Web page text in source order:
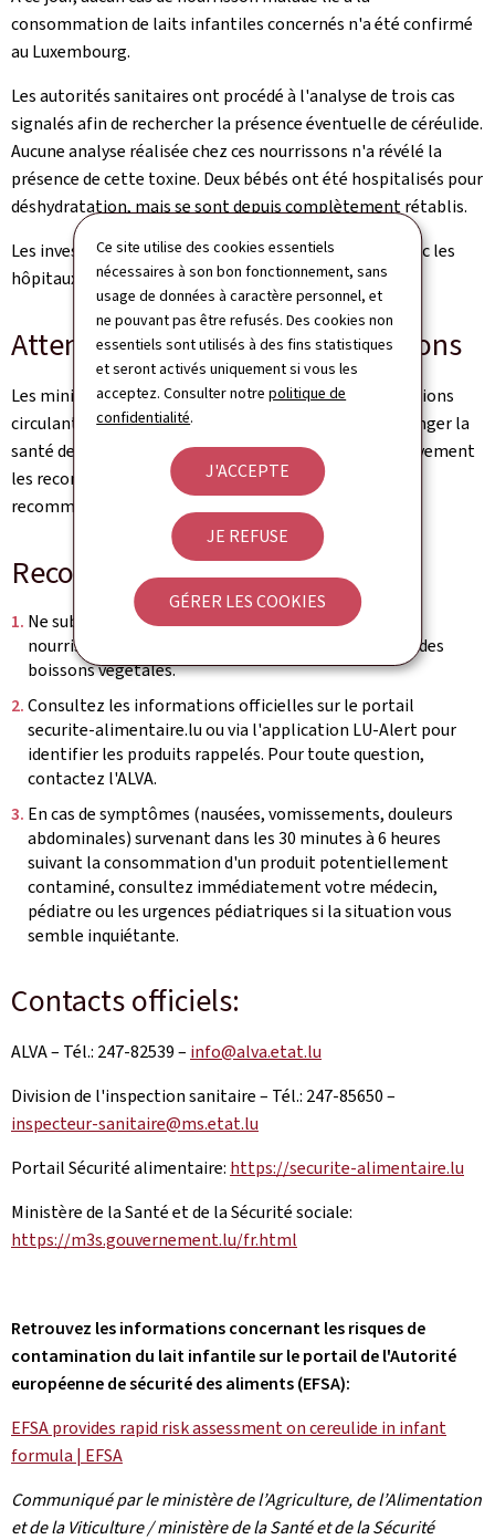
Ce site utilise des cookies essentiels
nécessaires à son bon fonctionnement, sans
usage de données à caractère personnel, et
ne pouvant pas être refusés. Des cookies non
essentiels sont utilisés à des fins statistiques
et seront activés uniquement si vous les
acceptez. Consulter notrepolitique de
confidentialité.
J'ACCEPTE
JE REFUSE
GÉRER LES COOKIES
consommation de laits infantiles concernés n'a été confirmé
au Luxembourg.
Les autorités sanitaires ont procédé à l'analyse de trois cas
signalés afin de rechercher la présence éventuelle de céréulide.
Aucune analyse réalisée chez ces nourrissons n'a révélé la
présence de cette toxine. Deux bébés ont été hospitalisés pour
déshydratation, mais se sont depuis complètement rétablis.
Les investigations se poursuivent en collaboration avec les
hôpitaux, les pédiatres et les laboratoires spécialisés.
Attention aux fausses informations
Les ministères rappellent que certaines recommandations
circulant sur les réseaux sociaux peuvent mettre en danger la
santé des nourrissons. Il est essentiel de suivre exclusivement
les recommandations de son médecin traitant et les
recommandations officielles.
Recommandations officielles
Ne substituez en aucun cas les préparations pour
nourrissons par du lait de vache, du lait de chèvre ou des
boissons végétales.
Consultez les informations officielles sur le portail
securite-alimentaire.lu ou via l'application LU-Alert pour
identifier les produits rappelés. Pour toute question,
contactez l'ALVA.
En cas de symptômes (nausées, vomissements, douleurs
abdominales) survenant dans les 30 minutes à 6 heures
suivant la consommation d'un produit potentiellement
contaminé, consultez immédiatement votre médecin,
pédiatre ou les urgences pédiatriques si la situation vous
semble inquiétante.
Contacts officiels:
ALVA – Tél.: 247-82539 – info@alva.etat.lu
Division de l'inspection sanitaire – Tél.: 247-85650 –
inspecteur-sanitaire@ms.etat.lu
Portail Sécurité alimentaire: https://securite-alimentaire.lu
Ministère de la Santé et de la Sécurité sociale:
https://m3s.gouvernement.lu/fr.html
Retrouvez les informations concernant les risques de
contamination du lait infantile sur le portail de l'Autorité
européenne de sécurité des aliments (EFSA):
EFSA provides rapid risk assessment on cereulide in infant
formula | EFSA
Communiqué par le ministère de l’Agriculture, de l’Alimentation
et de la Viticulture / ministère de la Santé et de la Sécurité